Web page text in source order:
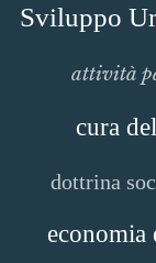
Sviluppo
attività
cura
dottrina
economia